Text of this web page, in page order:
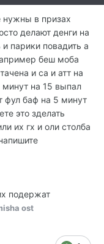
нужны в призах
делают денги на
парики повадить а
беш моба
и са и атт на
минут на 15 выпал
фул баф на 5 минут
это зделать
их гх и оли столба
подержат
ost